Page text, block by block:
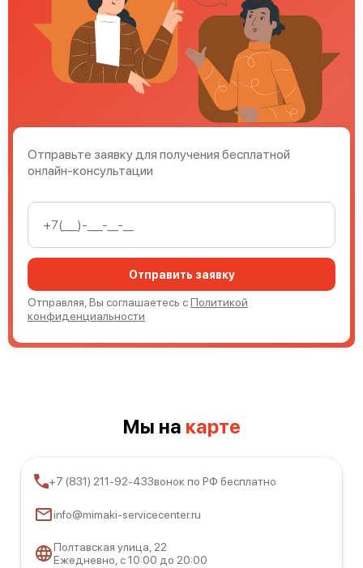
Mimaki CJV300-160 Plus
Mimaki CJV300-130
Mimaki CG-160 FX II Plus
Mimaki CG-130 FX II Plus
Отправьте заявку для получения бесплатной
онлайн-консультации
Отправить заявку
Отправляя, Вы соглашаетесь сПолитикой
конфиденциальности
Мы на карте
+7 (831) 211-92-43Звонок по РФ бесплатно
info@mimaki-servicecenter.ru
Полтавская улица, 22
Ежедневно, с 10:00 до 20:00